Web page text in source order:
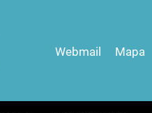
Webmail Mapa